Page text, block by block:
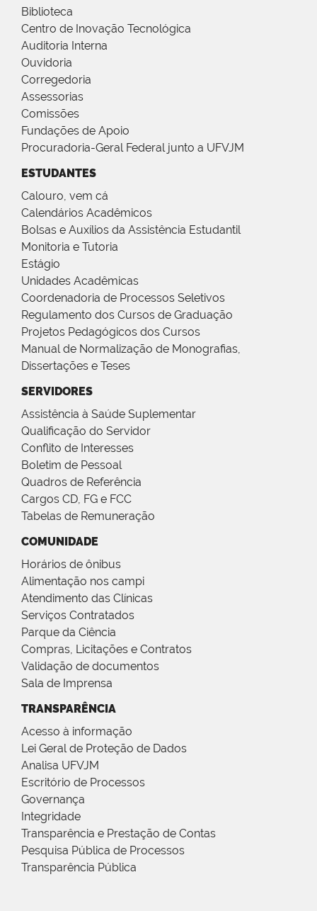
Biblioteca
Centro de Inovação Tecnológica
Auditoria Interna
Ouvidoria
Corregedoria
Assessorias
Comissões
Fundações de Apoio
Procuradoria-Geral Federal junto a UFVJM
ESTUDANTES
Calouro, vem cá
Calendários Acadêmicos
Bolsas e Auxílios da Assistência Estudantil
Monitoria e Tutoria
Estágio
Unidades Acadêmicas
Coordenadoria de Processos Seletivos
Regulamento dos Cursos de Graduação
Projetos Pedagógicos dos Cursos
Manual de Normalização de Monografias,
Dissertações e Teses
SERVIDORES
Assistência à Saúde Suplementar
Qualificação do Servidor
Conflito de Interesses
Boletim de Pessoal
Quadros de Referência
Cargos CD, FG e FCC
Tabelas de Remuneração
COMUNIDADE
Horários de ônibus
Alimentação nos campi
Atendimento das Clínicas
Serviços Contratados
Parque da Ciência
Compras, Licitações e Contratos
Validação de documentos
Sala de Imprensa
TRANSPARÊNCIA
Acesso à informação
Lei Geral de Proteção de Dados
Analisa UFVJM
Escritório de Processos
Governança
Integridade
Transparência e Prestação de Contas
Pesquisa Pública de Processos
Transparência Pública